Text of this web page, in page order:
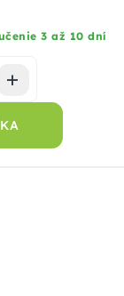
3 až 10 dní